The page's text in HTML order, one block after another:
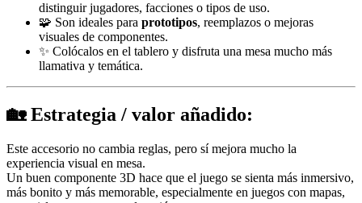
distinguir jugadores, facciones o tipos de uso.
🧩 Son ideales para prototipos, reemplazos o mejoras
visuales de componentes.
✨ Colócalos en el tablero y disfruta una mesa mucho más
llamativa y temática.
🏡Estrategia / valor añadido:
Este accesorio no cambia reglas, pero sí mejora mucho la
experiencia visual en mesa.
Un buen componente 3D hace que el juego se sienta más inmersivo,
más bonito y más memorable, especialmente en juegos con mapas,